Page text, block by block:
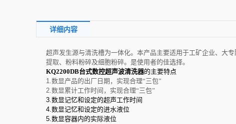
详细内容
超声发生源与清洗槽为一体化。本产品主要适用于工矿企业、大
提取、粉料粉碎及细胞粉碎。是使用者的佳选择。
KQ2200DB台式数控超声波清洗器的主要特点
1.数显产品的出厂日期，实现合理“三包”
2.数显累计工作时间，实现合理“三包”
3.数显记忆和设定的超声工作时间
4.数显记忆和设定的进水液位
5.数显容器内的实际液位